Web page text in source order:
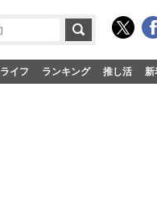
ライフ ランキング 推し活 新